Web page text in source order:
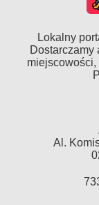
Lokalny
Dostarczamy
Al.